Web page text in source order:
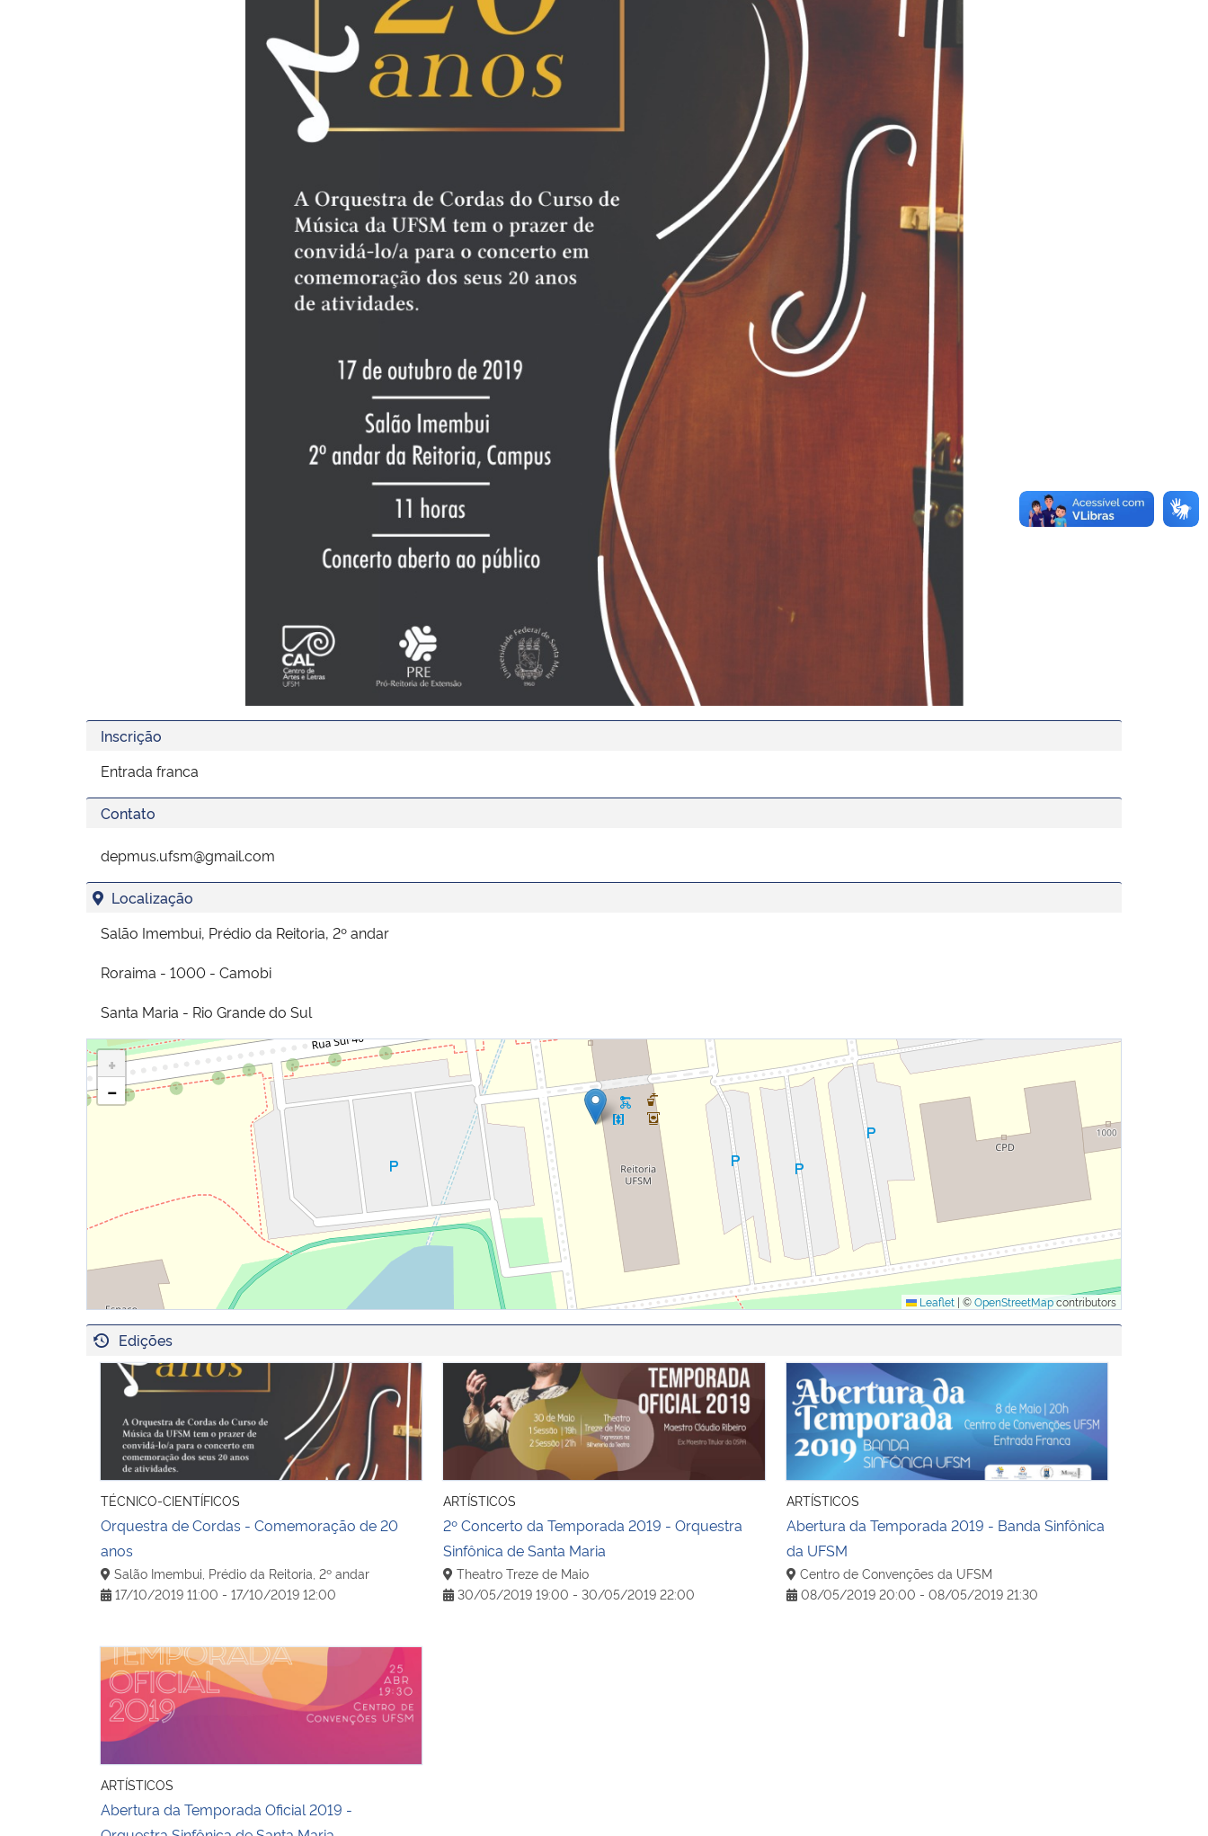
Inscrição
Entrada franca
Contato
depmus.ufsm@gmail.com
Localização
Salão Imembui, Prédio da Reitoria, 2º andar
Roraima - 1000 - Camobi
Santa Maria - Rio Grande do Sul
+
−
Leaflet | ©OpenStreetMapcontributors
Edições
Orquestra de Cordas - Comemoração de 20 anos
TÉCNICO-CIENTÍFICOS
Orquestra de Cordas - Comemoração de 20
anos
Salão Imembui, Prédio da Reitoria, 2º andar
17/10/2019 11:00 - 17/10/2019 12:00
2º Concerto da Temporada 2019 - Orquestra Sinfônica de Santa Maria
ARTÍSTICOS
2º Concerto da Temporada 2019 - Orquestra
Sinfônica de Santa Maria
Theatro Treze de Maio
30/05/2019 19:00 - 30/05/2019 22:00
Abertura da Temporada 2019 - Banda Sinfônica da UFSM
ARTÍSTICOS
Abertura da Temporada 2019 - Banda Sinfônica
da UFSM
Centro de Convenções da UFSM
08/05/2019 20:00 - 08/05/2019 21:30
Abertura da Temporada Oficial 2019 - Orquestra Sinfônica de Santa Maria
ARTÍSTICOS
Abertura da Temporada Oficial 2019 -